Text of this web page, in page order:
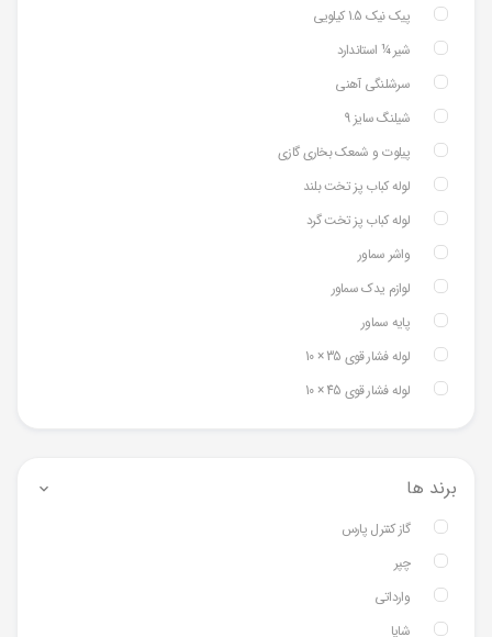
پیک نیک 1.5 کیلویی
شیر ¼ استاندارد
سرشلنگی آهنی
شیلنگ سایز 9
پیلوت و شمعک بخاری گازی
لوله کباب پز تخت بلند
لوله کباب پز تخت گرد
واشر سماور
لوازم یدک سماور
پایه سماور
لوله فشار قوی 35 × 10
لوله فشار قوی 45 × 10
برند ها
گاز کنترل پارس
چپر
وارداتی
شایا